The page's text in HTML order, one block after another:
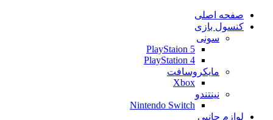
صفحه اصلی
کنسول بازی
سونی
PlayStaion 5
PlayStation 4
مایکروسافت
Xbox
نینتندو
Nintendo Switch
لوازم جانبی